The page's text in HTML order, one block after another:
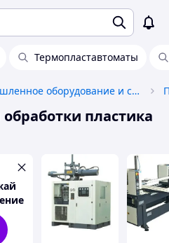
Термопластавтоматы
Промышленное оборудование и станки
пластика